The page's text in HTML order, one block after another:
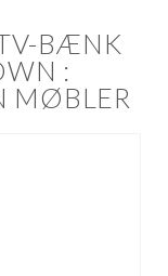
BÆNK
:
MØBLER